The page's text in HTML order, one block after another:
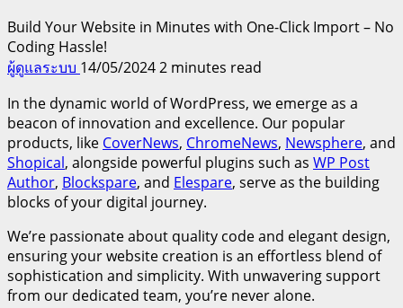
Build Your Website in Minutes with One-Click Import – No
Coding Hassle!
ผู้ดูแลระบบ 14/05/20242 minutes read
In the dynamic world of WordPress, we emerge as a
beacon of innovation and excellence. Our popular
products, like CoverNews, ChromeNews, Newsphere, and
Shopical, alongside powerful plugins such as WP Post
Author, Blockspare, and Elespare, serve as the building
blocks of your digital journey.
We’re passionate about quality code and elegant design,
ensuring your website creation is an effortless blend of
sophistication and simplicity. With unwavering support
from our dedicated team, you’re never alone.